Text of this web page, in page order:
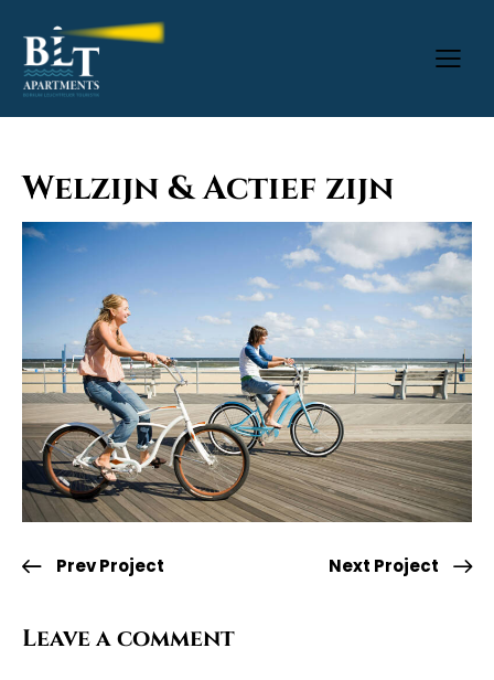
Welzijn & Actief zijn
Prev Project Next Project
Leave a comment